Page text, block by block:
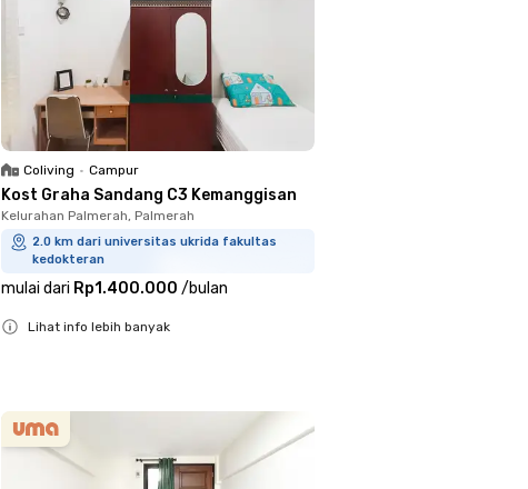
Coliving • Campur
Kost Graha Sandang C3 Kemanggisan
Kelurahan Palmerah, Palmerah
2.0 km dari universitas ukrida fakultas
kedokteran
mulai dari Rp1.400.000 /bulan
Lihat info lebih banyak